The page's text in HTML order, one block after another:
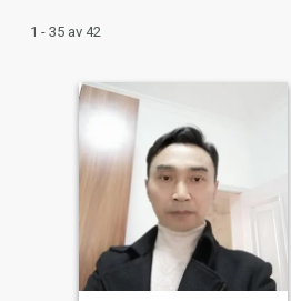
1 - 35 av 42